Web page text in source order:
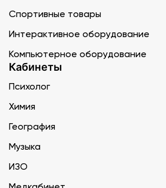
Спортивные товары
Интерактивное оборудование
Компьютерное оборудование
Кабинеты
Психолог
Химия
География
Музыка
ИЗО